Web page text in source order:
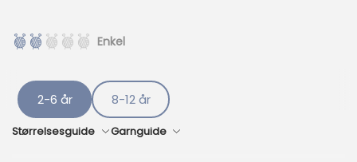
i
s
r
:
k
r
Enkel
2-6 år 8-12 år
Størrelsesguide Garnguide